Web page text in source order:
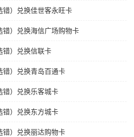
错）兑换佳世客永旺卡
）兑换海信广场购物卡
错）兑换信联卡
错）兑换青岛百通卡
错）兑换乐客城卡
错）兑换东方城卡
错）兑换丽达购物卡